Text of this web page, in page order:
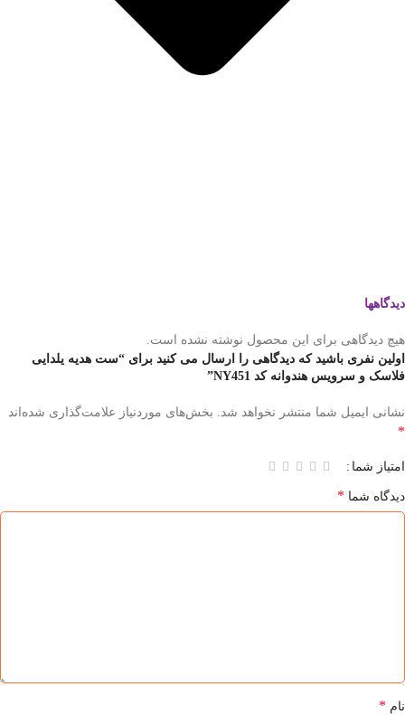
دیدگاهها
هیچ دیدگاهی برای این محصول نوشته نشده است.
اولین نفری باشید که دیدگاهی را ارسال می کنید برای “ست هدیه یلدایی
فلاسک و سرویس هندوانه کد NY451”
نشانی ایمیل شما منتشر نخواهد شد. بخش‌های موردنیاز علامت‌گذاری شده‌اند
*
امتیاز شما
دیدگاه شما *
نام *